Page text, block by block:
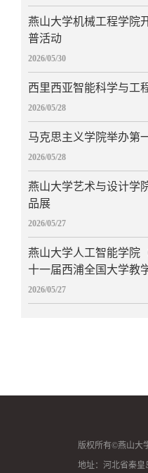
燕山大学机械工程学院
普活动
2026/05/30
西里西亚智能科学与工
2026/05/28
马克思主义学院举办第
2026/05/28
燕山大学艺术与设计学
品展
2026/05/27
燕山大学人工智能学院
十一届西浦全国大学教
2026/05/27
版权所有©燕山大
地址：河北省秦皇